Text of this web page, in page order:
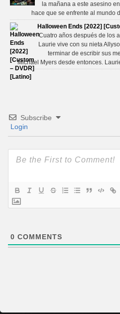
la mañana a este asesino
hace que se enfrente al mundo
Halloween Ends [2022]
Cuatro años después de los
Laurie vive con su nieta
terminar de escribir sus
Michael Myers desde entonces.
Subscribe
Login
0 COMMENTS